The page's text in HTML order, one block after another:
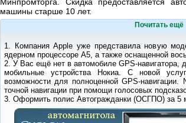
машины старше 10 лет.
Почитать ещё
1. Компания Apple уже представила новую
ядерном процессоре А5, а также оснащенной
2. У Вас ещё нет в автомобиле GPS-навигатора,
мобильные устройства Нокиа. С новой
возможности для полноценной GPS-
точной навигации при помощи голосовых
3. Оформить полис Автогражданки (ОСГПО) за 5